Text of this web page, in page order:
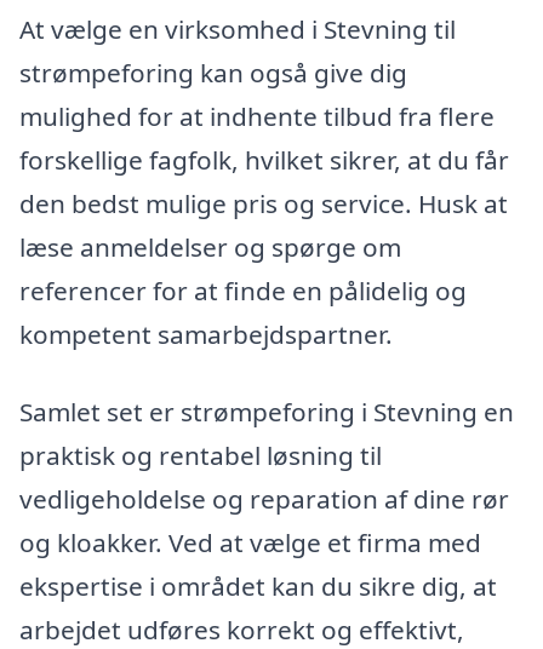
At vælge en virksomhed i Stevning til
strømpeforing kan også give dig
mulighed for at indhente tilbud fra flere
forskellige fagfolk, hvilket sikrer, at du får
den bedst mulige pris og service. Husk at
læse anmeldelser og spørge om
referencer for at finde en pålidelig og
kompetent samarbejdspartner.
Samlet set er strømpeforing i Stevning en
praktisk og rentabel løsning til
vedligeholdelse og reparation af dine rør
og kloakker. Ved at vælge et firma med
ekspertise i området kan du sikre dig, at
arbejdet udføres korrekt og effektivt,